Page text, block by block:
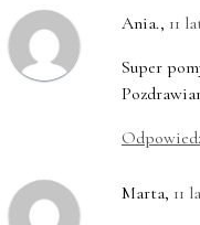
Ania., 11
Super
Marta, 11